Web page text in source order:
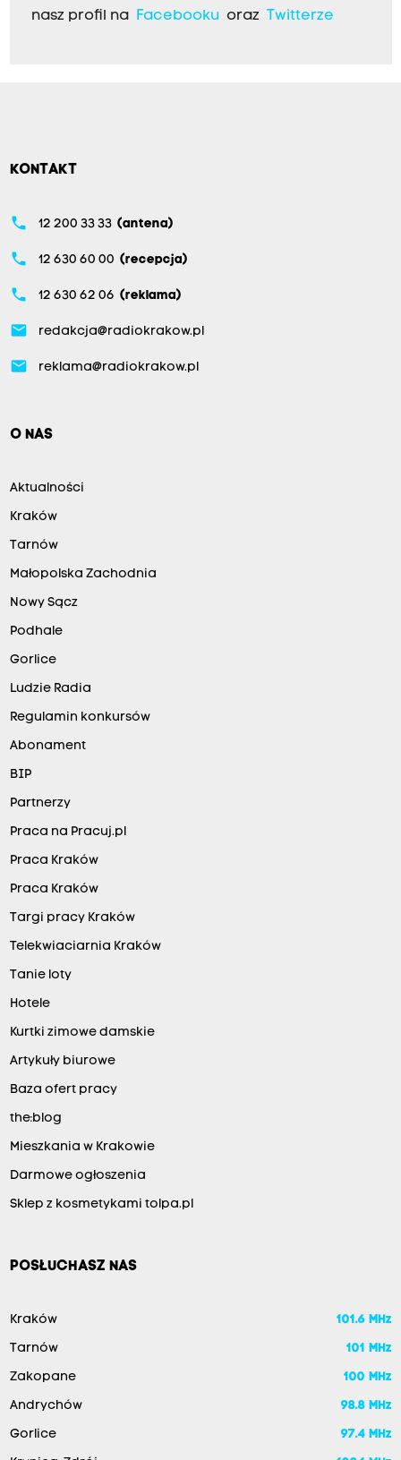
nasz profil na Facebookuoraz Twitterze
KONTAKT
phone 12 200 33 33 (antena)
phone 12 630 60 00 (recepcja)
phone 12 630 62 06 (reklama)
email redakcja@radiokrakow.pl
email reklama@radiokrakow.pl
O NAS
Aktualności
Kraków
Tarnów
Małopolska Zachodnia
Nowy Sącz
Podhale
Gorlice
Ludzie Radia
Regulamin konkursów
Abonament
BIP
Partnerzy
Praca na Pracuj.pl
Praca Kraków
Praca Kraków
Targi pracy Kraków
Telekwiaciarnia Kraków
Tanie loty
Hotele
Kurtki zimowe damskie
Artykuły biurowe
Baza ofert pracy
the:blog
Mieszkania w Krakowie
Darmowe ogłoszenia
Sklep z kosmetykami tolpa.pl
POSŁUCHASZ NAS
Kraków 101.6 MHz
Tarnów 101 MHz
Zakopane 100 MHz
Andrychów 98.8 MHz
Gorlice 97.4 MHz